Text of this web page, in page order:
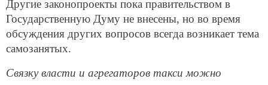
Другие законопроекты пока правительством в
Государственную Думу не внесены, но во время
обсуждения других вопросов всегда возникает тема
самозанятых.
Связку власти и агрегаторов такси можно